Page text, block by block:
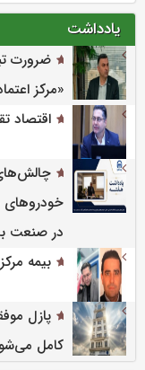
یادداشت
ضرورت
«مرکز
اقتصاد
در صنعت
بیمه
کامل